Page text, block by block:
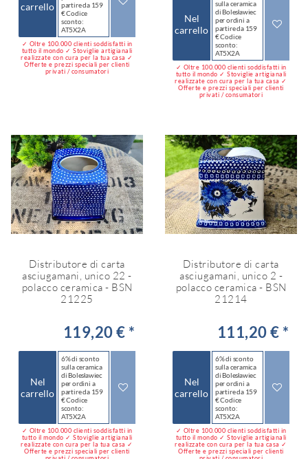
carrello
partire da 159
€ Codice
sconto:
AT5X2A
✓ Oltre 100.000 clienti soddisfatti in
tutto il mondo ✓ Stoviglie artigianali
realizzate con cura per la tua casa ✓
Offerte e prezzi speciali per clienti
privati / consumatori
Nel
carrello
sulla ceramica
di Bolesławiec
per ordini a
partire da 159
€ Codice
sconto:
AT5X2A
✓ Oltre 100.000 clienti soddisfatti in
tutto il mondo ✓ Stoviglie artigianali
realizzate con cura per la tua casa ✓
Offerte e prezzi speciali per clienti
privati / consumatori
Distributore di carta
asciugamani, unico 22 -
polacco ceramica - BSN
21225
119,20 € *
Nel
carrello
6% di sconto
sulla ceramica
di Bolesławiec
per ordini a
partire da 159
€ Codice
sconto:
AT5X2A
✓ Oltre 100.000 clienti soddisfatti in
tutto il mondo ✓ Stoviglie artigianali
realizzate con cura per la tua casa ✓
Offerte e prezzi speciali per clienti
Distributore di carta
asciugamani, unico 2 -
polacco ceramica - BSN
21214
111,20 € *
Nel
carrello
6% di sconto
sulla ceramica
di Bolesławiec
per ordini a
partire da 159
€ Codice
sconto:
AT5X2A
✓ Oltre 100.000 clienti soddisfatti in
tutto il mondo ✓ Stoviglie artigianali
realizzate con cura per la tua casa ✓
Offerte e prezzi speciali per clienti